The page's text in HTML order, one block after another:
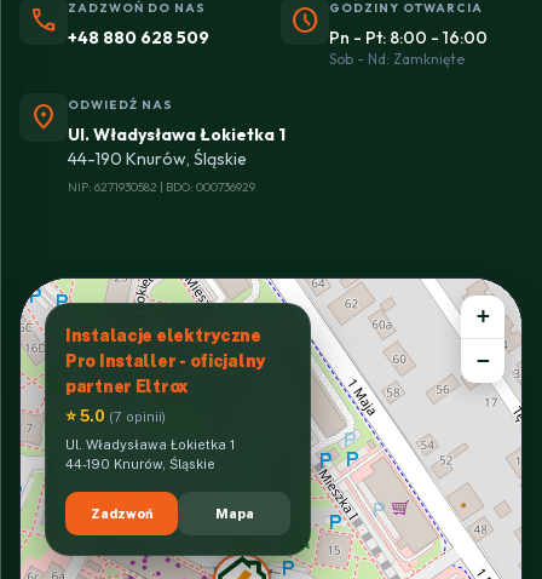
phone ZADZWOŃ DO NAS
+48 880 628 509 schedule GODZINY OTWARCIA
Pn - Pt: 8:00 - 16:00
Sob - Nd: Zamknięte
location_on ODWIEDŹ NAS
Ul. Władysława Łokietka 1
44-190 Knurów, Śląskie
NIP: 6271930582 | BDO: 000736929
Instalacje elektryczne
Pro Installer - oficjalny
partner Eltrox
⭐ 5.0 (7 opinii)
Ul. Władysława Łokietka 1
44-190 Knurów, Śląskie
Zadzwoń Mapa
+
−